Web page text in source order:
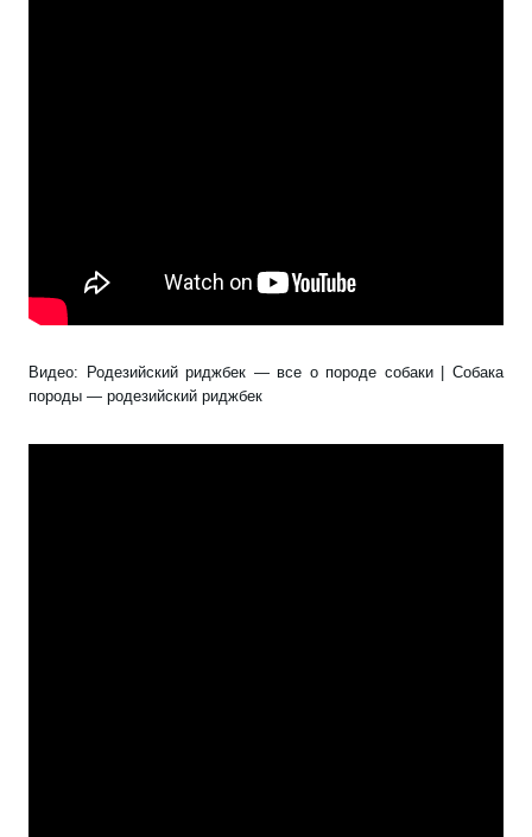
Видео: Родезийский риджбек — все о породе собаки | Собака
породы — родезийский риджбек